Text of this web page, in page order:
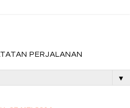
PERJALANAN
▼